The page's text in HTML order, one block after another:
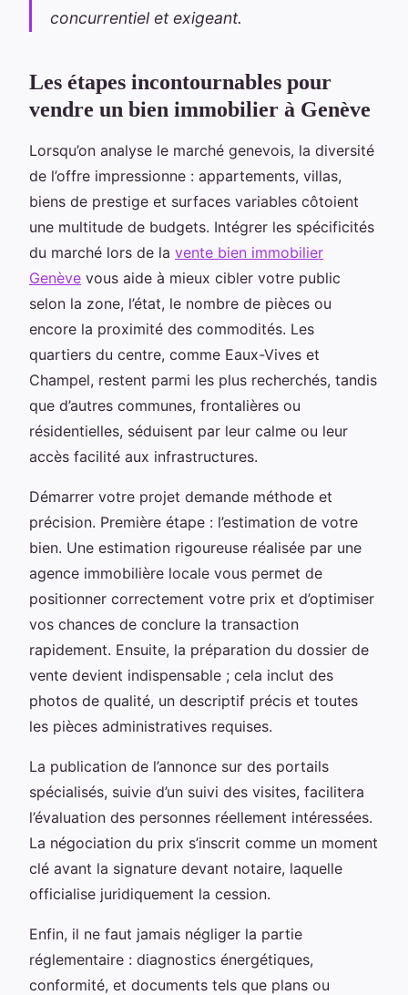
concurrentiel et exigeant.
Les étapes incontournables pour
vendre un bien immobilier à Genève
Lorsqu’on analyse le marché genevois, la diversité
de l’offre impressionne : appartements, villas,
biens de prestige et surfaces variables côtoient
une multitude de budgets. Intégrer les spécificités
du marché lors de la vente bien immobilier
Genève vous aide à mieux cibler votre public
selon la zone, l’état, le nombre de pièces ou
encore la proximité des commodités. Les
quartiers du centre, comme Eaux-Vives et
Champel, restent parmi les plus recherchés, tandis
que d’autres communes, frontalières ou
résidentielles, séduisent par leur calme ou leur
accès facilité aux infrastructures.
Démarrer votre projet demande méthode et
précision. Première étape : l’estimation de votre
bien. Une estimation rigoureuse réalisée par une
agence immobilière locale vous permet de
positionner correctement votre prix et d’optimiser
vos chances de conclure la transaction
rapidement. Ensuite, la préparation du dossier de
vente devient indispensable ; cela inclut des
photos de qualité, un descriptif précis et toutes
les pièces administratives requises.
La publication de l’annonce sur des portails
spécialisés, suivie d’un suivi des visites, facilitera
l’évaluation des personnes réellement intéressées.
La négociation du prix s’inscrit comme un moment
clé avant la signature devant notaire, laquelle
officialise juridiquement la cession.
Enfin, il ne faut jamais négliger la partie
réglementaire : diagnostics énergétiques,
conformité, et documents tels que plans ou